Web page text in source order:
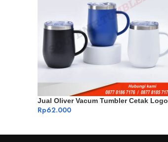
Jual Oliver Vacum Tumbler Cetak Logo
Rp62.000